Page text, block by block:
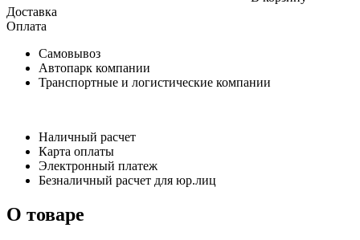
Доставка
Оплата
Самовывоз
Автопарк компании
Транспортные и логистические компании
Наличный расчет
Карта оплаты
Электронный платеж
Безналичный расчет для юр.лиц
О товаре